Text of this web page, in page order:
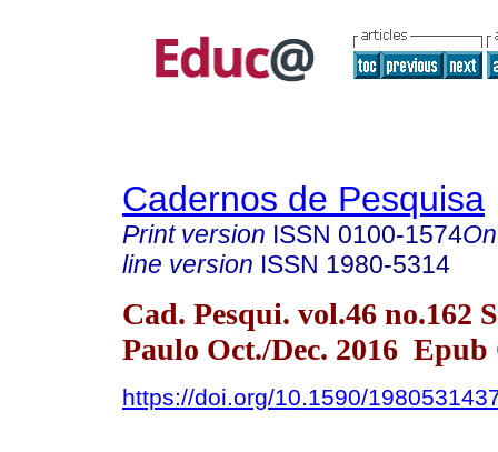
Cadernos de Pesquisa
Print version ISSN 0100-1574
line version ISSN 1980-5314
Cad. Pesqui. vol.46 no.162
Paulo Oct./Dec. 2016 Epub
https://doi.org/10.1590/